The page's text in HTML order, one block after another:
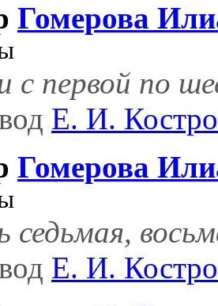
Гомерова
с первой по
Е. И.
Гомерова
седьмая,
Е. И.